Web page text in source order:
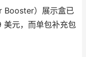
Booster）展示盒已
元，而单包补充包